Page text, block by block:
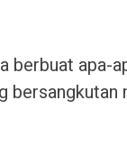
berbuat apa-
bersangkutan